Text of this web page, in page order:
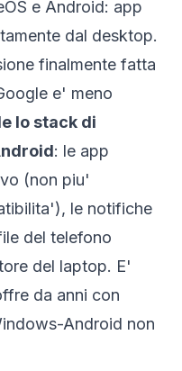
e Android: app
dal desktop.
finalmente fatta
e' meno
lo stack di
: le app
(non piu'
le notifiche
del telefono
del laptop. E'
da anni con
Android non